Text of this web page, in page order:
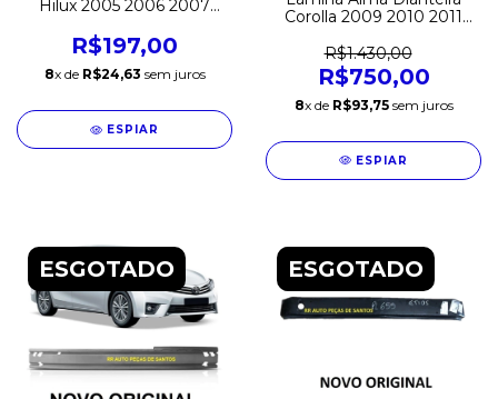
Hilux 2005 2006 2007
2012 2013 2014 2015 Nova
R$197,00
8x de R$24,63 sem juros
ESPIAR
Corolla 2009 2010 2011
R$1.430,00
R$750,00
8x de R$93,75sem juros
ESPIAR
ESGOTADO ESGOTADO